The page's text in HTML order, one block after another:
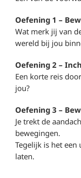
Oefening 1 –
Wat merk jij van
wereld bij jou
Oefening 2 –
Een korte reis
jou?
Oefening 3 –
Je trekt de
bewegingen.
Tegelijk is het
laten.